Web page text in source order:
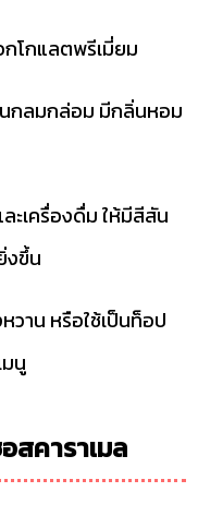
โกแลตพรีเมี่ยม
นกลมกล่อม มีกลิ่นหอม
ะเครื่องดื่ม ให้มีสีสัน
งขึ้น
วาน หรือใช้เป็นท็อป
นู
สคาราเมล